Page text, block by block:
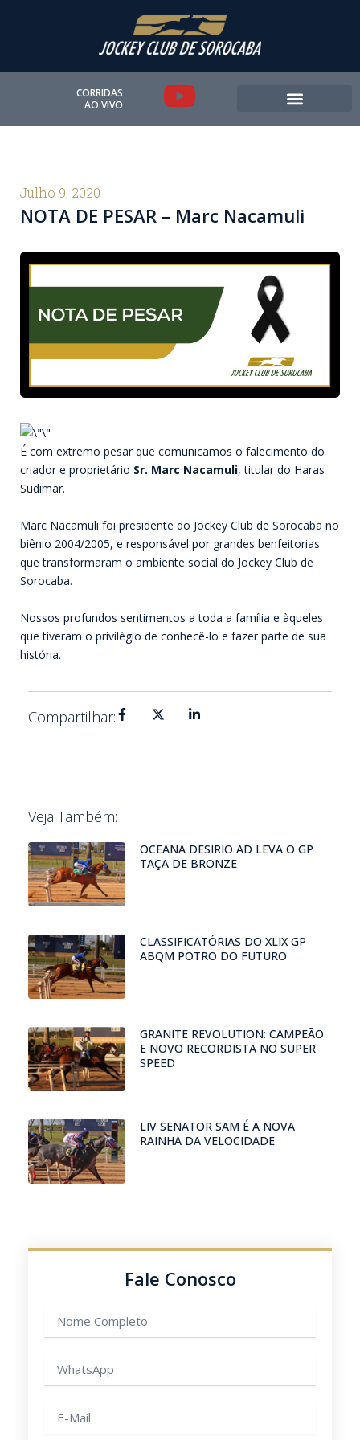
CORRIDAS
AO VIVO
Y
o
u
b
e
Julho 9, 2020
NOTA DE PESAR – Marc Nacamuli
É com extremo pesar que comunicamos o falecimento do
criador e proprietário Sr. Marc Nacamuli, titular do Haras
Sudimar.
Marc Nacamuli foi presidente do Jockey Club de Sorocaba no
biênio 2004/2005, e responsável por grandes benfeitorias
que transformaram o ambiente social do Jockey Club de
Sorocaba.
Nossos profundos sentimentos a toda a família e àqueles
que tiveram o privilégio de conhecê-lo e fazer parte de sua
história.
Compartilhar:
Veja Também:
OCEANA DESIRIO AD LEVA O GP
TAÇA DE BRONZE
CLASSIFICATÓRIAS DO XLIX GP
ABQM POTRO DO FUTURO
GRANITE REVOLUTION: CAMPEÃO
E NOVO RECORDISTA NO SUPER
SPEED
LIV SENATOR SAM É A NOVA
RAINHA DA VELOCIDADE
Fale Conosco
completo
mail